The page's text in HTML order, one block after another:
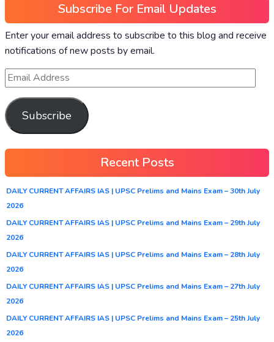
Subscribe For Email Updates
Enter your email address to subscribe to this blog and receive
notifications of new posts by email.
Subscribe
Recent Posts
DAILY CURRENT AFFAIRS IAS | UPSC Prelims and Mains Exam – 30th July
2026
DAILY CURRENT AFFAIRS IAS | UPSC Prelims and Mains Exam – 29th July
2026
DAILY CURRENT AFFAIRS IAS | UPSC Prelims and Mains Exam – 28th July
2026
DAILY CURRENT AFFAIRS IAS | UPSC Prelims and Mains Exam – 27th July
2026
DAILY CURRENT AFFAIRS IAS | UPSC Prelims and Mains Exam – 25th July
2026